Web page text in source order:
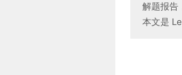
解题报告
本文是